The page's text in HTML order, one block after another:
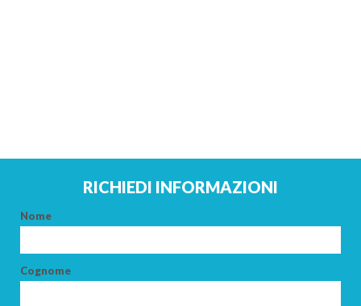
RICHIEDI INFORMAZIONI
Nome
Cognome